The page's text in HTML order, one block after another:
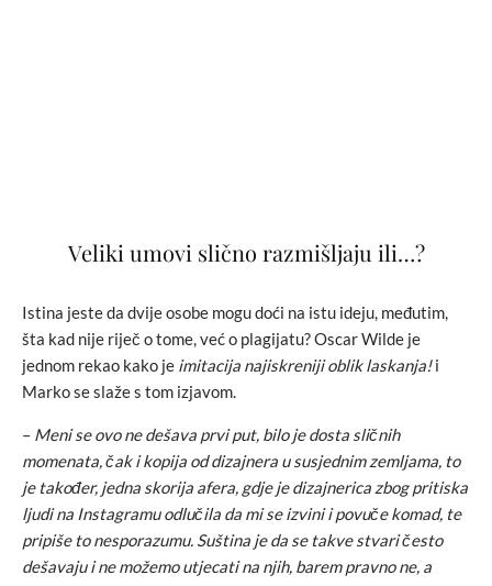
Veliki umovi slično razmišljaju ili…?
Istina jeste da dvije osobe mogu doći na istu ideju, međutim,
šta kad nije riječ o tome, već o plagijatu? Oscar Wilde je
jednom rekao kako je imitacija najiskreniji oblik laskanja!i
Marko se slaže s tom izjavom.
– Meni se ovo ne dešava prvi put, bilo je dosta sličnih
momenata, čak i kopija od dizajnera u susjednim zemljama, to
je također, jedna skorija afera, gdje je dizajnerica zbog pritiska
ljudi na Instagramu odlučila da mi se izvini i povuče komad, te
pripiše to nesporazumu. Suština je da se takve stvari često
dešavaju i ne možemo utjecati na njih, barem pravno ne, a